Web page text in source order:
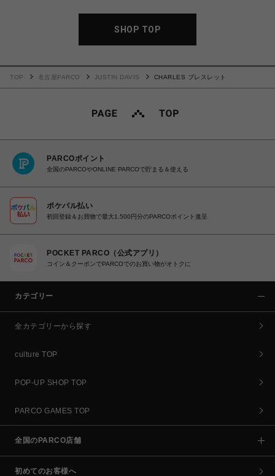
SHOP TOP
TOP 名古屋PARCO JUSTIN DAVIS CHARLES ブレスレット
PARCOポイント
全国のPARCOやONLINE PARCOで貯まる＆使える
ポケパル払い
初回登録＆お買物で最大1,500円分のPARCOポイント進呈
POCKET PARCO（公式アプリ）
コイン＆クーポンでPARCOでのお買い物がオトクに
カテゴリー
全カテゴリーから探す
culture TOP
POP-UP SHOP TOP
PARCO GAMES TOP
全国のPARCO店舗
初めてのお客様へ